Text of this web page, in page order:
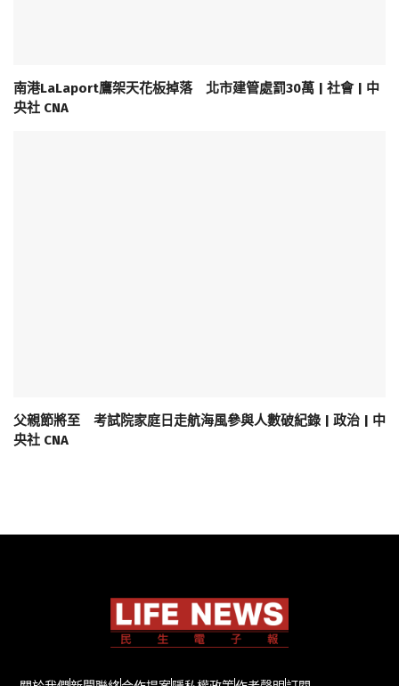
南港LaLaport鷹架天花板掉落 北市建管處罰30萬 | 社會 | 中
央社 CNA
父親節將至 考試院家庭日走航海風參與人數破紀錄 | 政治 | 中
央社 CNA